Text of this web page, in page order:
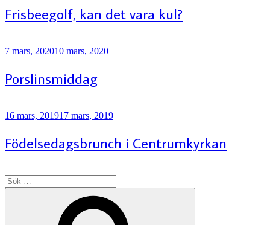
Frisbeegolf, kan det vara kul?
Publicerat
7 mars, 202010 mars, 2020
Porslinsmiddag
Publicerat
16 mars, 201917 mars, 2019
Födelsedagsbrunch i Centrumkyrkan
Sök
efter: